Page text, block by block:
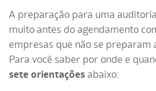
A preparação para uma
muito antes do agendamento
empresas que não se preparam
Para você saber por onde e
sete orientações abaixo: